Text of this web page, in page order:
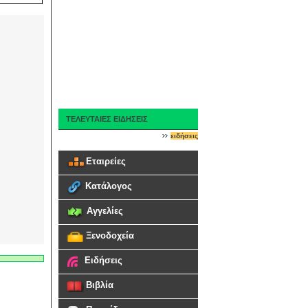
ΤΕΛΕΥΤΑΙΕΣ ΕΙΔΗΣΕΙΣ
ειδήσεις
Εταιρείες
Κατάλογος
Αγγελίες
Ξενοδοχεία
Ειδήσεις
Βιβλία